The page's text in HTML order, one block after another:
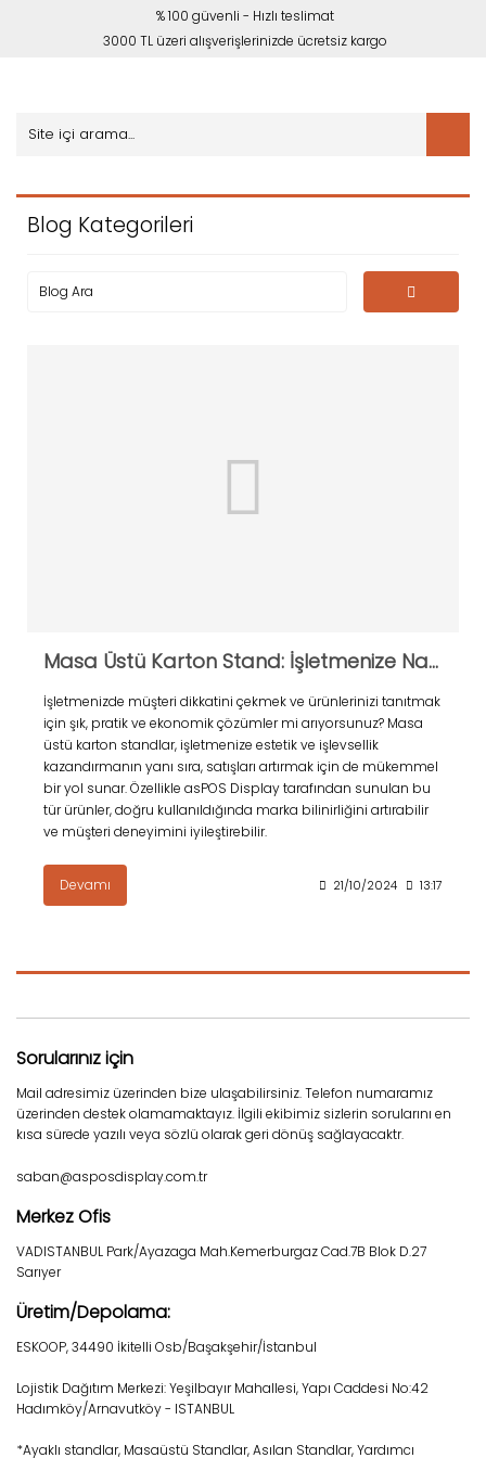
% 100 güvenli - Hızlı teslimat
3000 TL üzeri alışverişlerinizde ücretsiz kargo
Blog Kategorileri
Masa Üstü Karton Stand: İşletmenize Nasıl Değer Katar?
İşletmenizde müşteri dikkatini çekmek ve ürünlerinizi tanıtmak
için şık, pratik ve ekonomik çözümler mi arıyorsunuz? Masa
üstü karton standlar, işletmenize estetik ve işlevsellik
kazandırmanın yanı sıra, satışları artırmak için de mükemmel
bir yol sunar. Özellikle asPOS Display tarafından sunulan bu
tür ürünler, doğru kullanıldığında marka bilinirliğini artırabilir
ve müşteri deneyimini iyileştirebilir.
Devamı 21/10/2024 13:17
Sorularınız için
Mail adresimiz üzerinden bize ulaşabilirsiniz. Telefon numaramız
üzerinden destek olamamaktayız. İlgili ekibimiz sizlerin sorularını en
kısa sürede yazılı veya sözlü olarak geri dönüş sağlayacaktr.
saban@asposdisplay.com.tr
Merkez Ofis
VADISTANBUL Park/Ayazaga Mah.Kemerburgaz Cad.7B Blok D.27
Sarıyer
Üretim/Depolama:
ESKOOP, 34490 İkitelli Osb/Başakşehir/İstanbul
Lojistik Dağıtım Merkezi: Yeşilbayır Mahallesi, Yapı Caddesi No:42
Hadımköy/Arnavutköy - ISTANBUL
*Ayaklı standlar, Masaüstü Standlar, Asılan Standlar, Yardımcı